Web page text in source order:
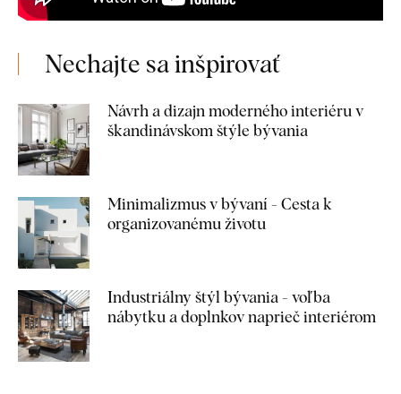
Nechajte sa inšpirovať
Návrh a dizajn moderného interiéru v
škandinávskom štýle bývania
Minimalizmus v bývaní - Cesta k
organizovanému životu
Industriálny štýl bývania - voľba
nábytku a doplnkov naprieč interiérom